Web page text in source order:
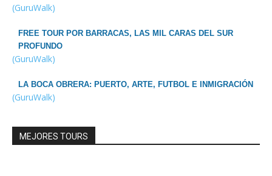
(GuruWalk)
FREE TOUR POR BARRACAS, LAS MIL CARAS DEL SUR
PROFUNDO
(GuruWalk)
LA BOCA OBRERA: PUERTO, ARTE, FUTBOL E INMIGRACIÓN
(GuruWalk)
MEJORES TOURS